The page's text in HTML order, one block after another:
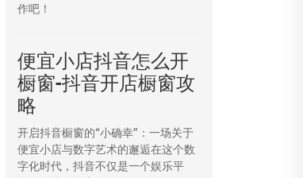
作吧！
便宜小店抖音怎么开
橱窗-抖音开店橱窗攻
略
开启抖音橱窗的“小确幸”：一场关于
便宜小店与数字艺术的邂逅在这个数
字化时代，抖音不仅是一个娱乐平